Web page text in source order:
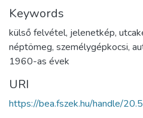
Keywords
külső felvétel, jelenetkép,
néptömeg, személygépkocsi,
1960-as évek
URI
https://bea.fszek.hu/handle/